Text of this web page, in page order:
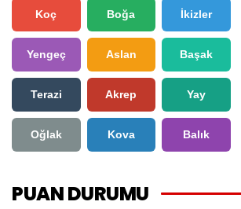
Koç Boğa İkizler
Yengeç Aslan Başak
Terazi Akrep Yay
Oğlak Kova Balık
PUAN DURUMU